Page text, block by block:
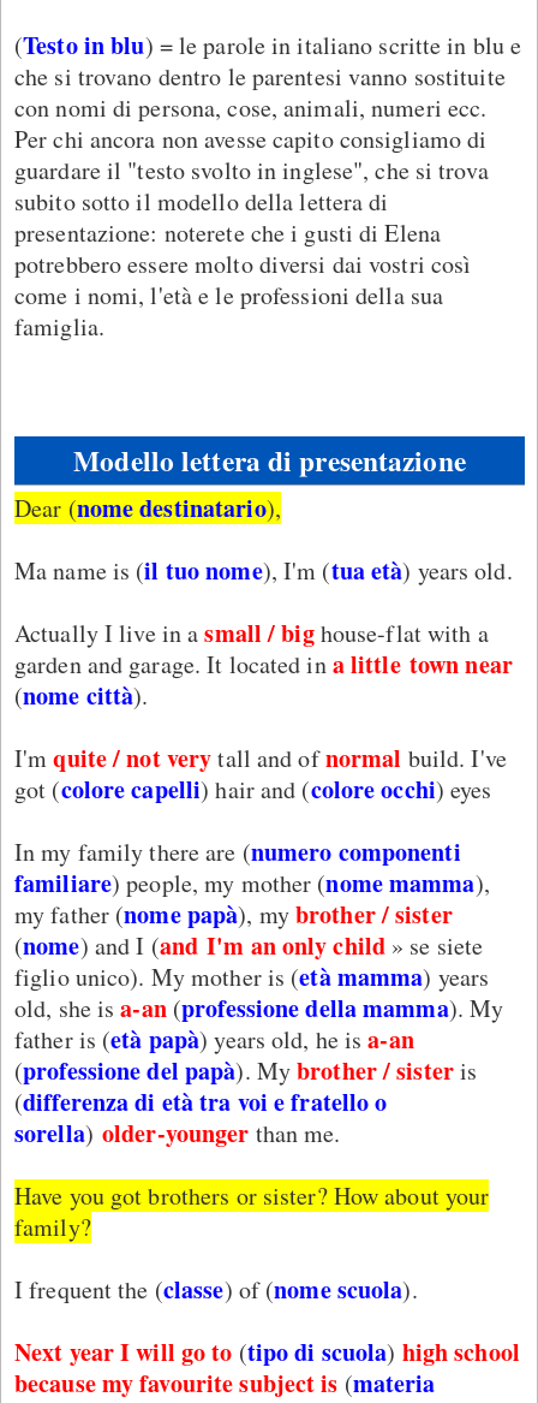
(Testo in blu) = le parole in italiano scritte in blu e
che si trovano dentro le parentesi vanno sostituite
con nomi di persona, cose, animali, numeri ecc.
Per chi ancora non avesse capito consigliamo di
guardare il "testo svolto in inglese", che si trova
subito sotto il modello della lettera di
presentazione: noterete che i gusti di Elena
potrebbero essere molto diversi dai vostri così
come i nomi, l'età e le professioni della sua
famiglia.
Modello lettera di presentazione
Dear (nome destinatario),
Ma name is (il tuo nome), I'm (tua età) years old.
Actually I live in asmall / bighouse-flat with a
garden and garage. It located inalittle townnear
(nome città).
I'mquite / not verytall and ofnormal build. I've
got (colore capelli) hair and (colore occhi) eyes
In my family there are (numero componenti
familiare) people, my mother (nome mamma),
my father (nome papà), mybrother / sister
(nome) and I (and I'm an only child » se siete
figlio unico). My mother is (età mamma) years
old, she isa-an(professione della mamma). My
father is (età papà) years old, he isa-an
(professione del papà). Mybrother / sisteris
(differenza di età tra voi e fratello o
sorella)older-younger than me.
Have you got brothers or sister? How about your
family?
I frequent the (classe) of (nome scuola).
Next year I will go to (tipo di scuola) high school
because my favourite subject is (materia